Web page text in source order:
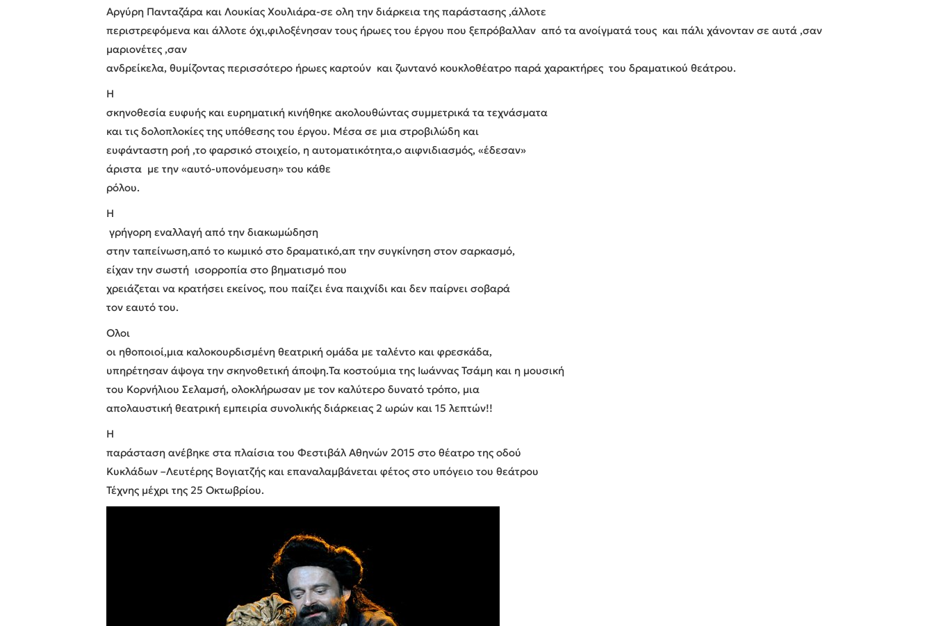
Αργύρη Πανταζάρα και Λουκίας Χουλιάρα-σε ολη την διάρκεια της παράστασης ,άλλοτε
περιστρεφόμενα και άλλοτε όχι,φιλοξένησαν τους ήρωες του έργου που ξεπρόβαλλαν από τα ανοίγματά τους και πάλι χάνονταν σε αυτά ,σαν
μαριονέτες ,σαν
ανδρείκελα, θυμίζοντας περισσότερο ήρωες καρτούν και ζωντανό κουκλοθέατρο παρά χαρακτήρες του δραματικού θεάτρου.
Η
σκηνοθεσία ευφυής και ευρηματική κινήθηκε ακολουθώντας συμμετρικά τα τεχνάσματα
και τις δολοπλοκίες της υπόθεσης του έργου. Μέσα σε μια στροβιλώδη και
ευφάνταστη ροή ,το φαρσικό στοιχείο, η αυτοματικότητα,ο αιφνιδιασμός, «έδεσαν»
άριστα με την «αυτό-υπονόμευση» του κάθε
ρόλου.
Η
γρήγορη εναλλαγή από την διακωμώδηση
στην ταπείνωση,από το κωμικό στο δραματικό,απ την συγκίνηση στον σαρκασμό,
είχαν την σωστή ισορροπία στο βηματισμό που
χρειάζεται να κρατήσει εκείνος, που παίζει ένα παιχνίδι και δεν παίρνει σοβαρά
τον εαυτό του.
Ολοι
οι ηθοποιοί,μια καλοκουρδισμένη θεατρική ομάδα με ταλέντο και φρεσκάδα,
υπηρέτησαν άψογα την σκηνοθετική άποψη.Τα κοστούμια της Ιωάννας Τσάμη και η μουσική
του Κορνήλιου Σελαμσή, ολοκλήρωσαν με τον καλύτερο δυνατό τρόπο, μια
απολαυστική θεατρική εμπειρία συνολικής διάρκειας 2 ωρών και 15 λεπτών!!
Η
παράσταση ανέβηκε στα πλαίσια του Φεστιβάλ Αθηνών 2015 στο θέατρο της οδού
Κυκλάδων –Λευτέρης Βογιατζής και επαναλαμβάνεται φέτος στο υπόγειο του θεάτρου
Τέχνης μέχρι της 25 Οκτωβρίου.